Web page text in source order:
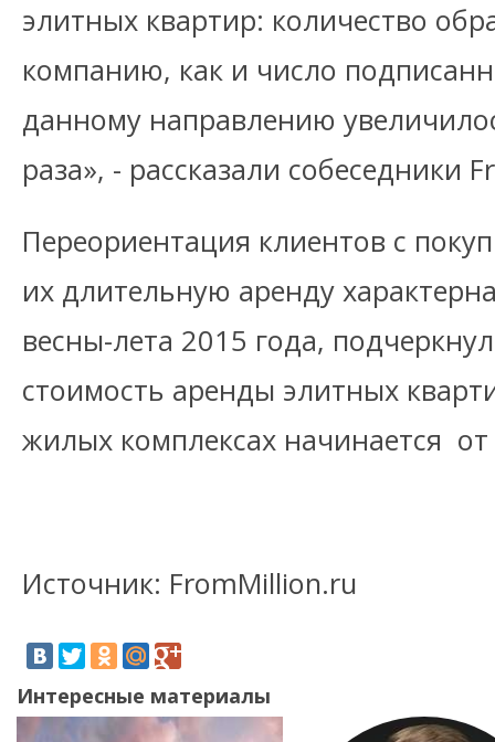
элитных квартир: количество
компанию, как и число
данному направлению
раза», - рассказали собеседники
Переориентация клиентов с
их длительную аренду
весны-лета 2015 года,
стоимость аренды элитных
жилых комплексах начинается
Источник: FromMillion.ru
Интересные материалы